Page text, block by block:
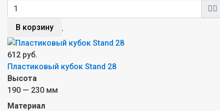
В корзину
612 руб.
Пластиковый кубок Stand 28
Высота
190 — 230 мм
Материал